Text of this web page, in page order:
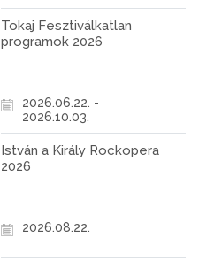
Tokaj Fesztiválkatlan
programok 2026
2026.06.22. -
2026.10.03.
István a Király Rockopera
2026
2026.08.22.